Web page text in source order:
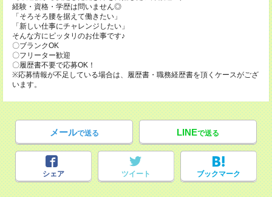
経験・資格・学歴は問いません◎
「そろそろ腰を据えて働きたい」
「新しい仕事にチャレンジしたい」
そんな方にピッタリのお仕事です♪
〇ブランクOK
〇フリーター歓迎
〇履歴書不要で応募OK！
※応募情報が不足している場合は、履歴書・職務経歴書を頂くケースがござ
います。
メールで送る LINEで送る
シェア ツイート ブックマーク